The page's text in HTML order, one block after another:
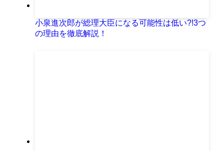
小泉進次郎が総理大臣になる可能性は低い?!3つ
の理由を徹底解説！